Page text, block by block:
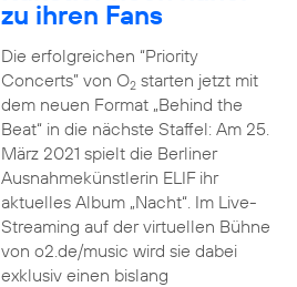
zu ihren Fans
Die erfolgreichen “Priority
Concerts” von O2starten jetzt mit
dem neuen Format „Behind the
Beat“ in die nächste Staffel: Am 25.
März 2021 spielt die Berliner
Ausnahmekünstlerin ELIF ihr
aktuelles Album „Nacht“. Im Live-
Streaming auf der virtuellen Bühne
von o2.de/music wird sie dabei
exklusiv einen bislang